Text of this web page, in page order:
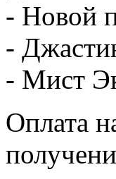
- Новой
-
- Мист
Оплата